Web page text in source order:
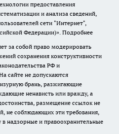
предоставления
и анализа сведений,
сети "Интернет",
Федерации)». Подробнее
за собой право модерировать
сохранения конструктивности
РФ и
сайте не допускаются
брань, разжигающие
ненависть или вражду, а
размещение ссылок не
не соблюдающих эти требования,
надзорные и правоохранительные